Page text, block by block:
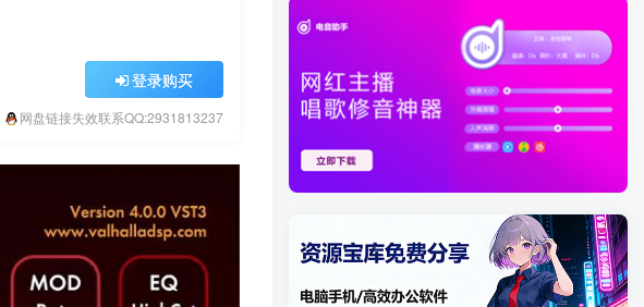
登录购买
网盘链接失效联系QQ:2931813237